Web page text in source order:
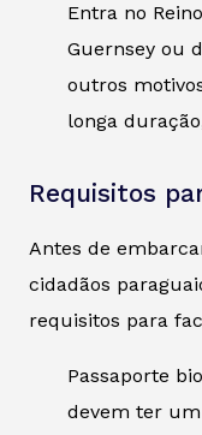
Entra no
Guernsey ou
outros
longa
Requisitos
Antes de
cidadãos
requisitos para
Passaporte
devem ter